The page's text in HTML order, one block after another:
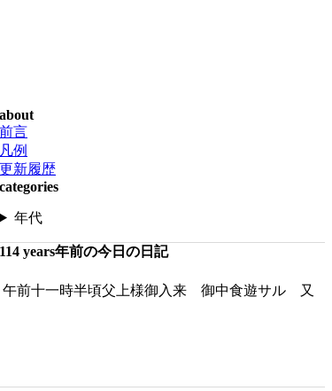
about
前言
凡例
更新履歴
categories
年代
114 years年前の今日の日記
一時半頃父上様御入来 御中食遊サル 又